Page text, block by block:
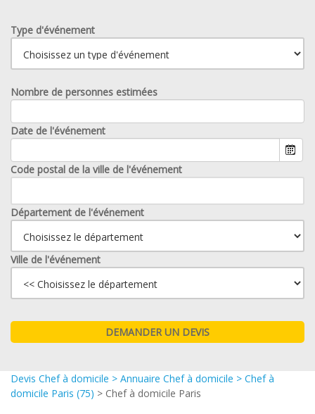
Type d'événement
Nombre de personnes estimées
Date de l'événement
Code postal de la ville de l'événement
Département de l'événement
Ville de l'événement
Devis Chef à domicile > Annuaire Chef à domicile > Chef à
domicile Paris (75) > Chef à domicile Paris